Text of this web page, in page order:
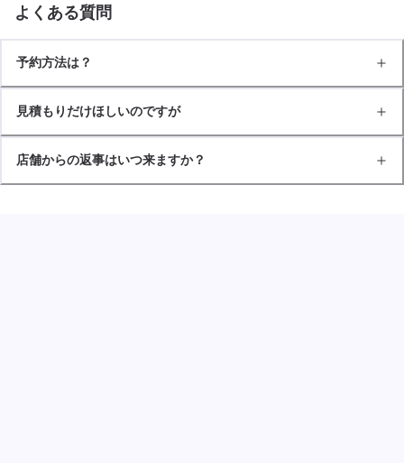
よくある質問
予約方法は？
見積もりだけほしいのですが
店舗からの返事はいつ来ますか？